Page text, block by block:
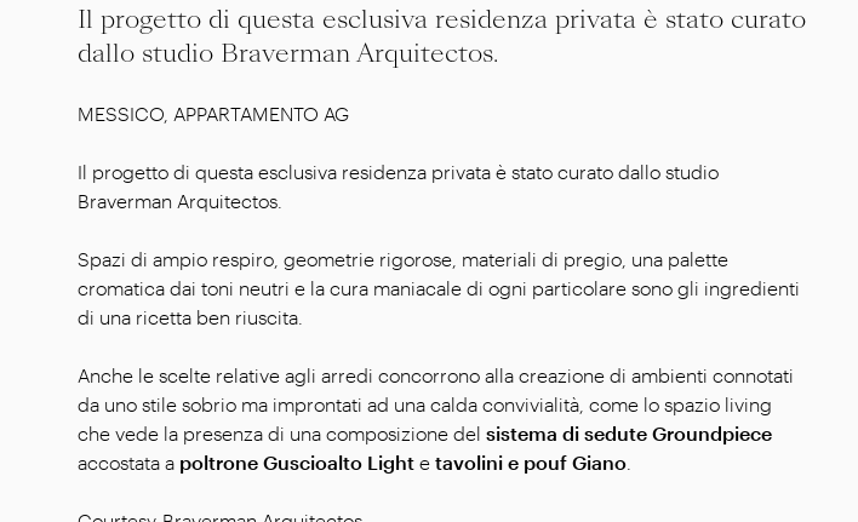
Il progetto di questa esclusiva residenza privata è stato curato
dallo studio Braverman Arquitectos.
MESSICO, APPARTAMENTO AG
Il progetto di questa esclusiva residenza privata è stato curato dallo studio
Braverman Arquitectos.
Spazi di ampio respiro, geometrie rigorose, materiali di pregio, una palette
cromatica dai toni neutri e la cura maniacale di ogni particolare sono gli ingredienti
di una ricetta ben riuscita.
Anche le scelte relative agli arredi concorrono alla creazione di ambienti connotati
da uno stile sobrio ma improntati ad una calda convivialità, come lo spazio living
che vede la presenza di una composizione del sistema di sedute Groundpiece
accostata a poltrone Guscioalto Light e tavolini e pouf Giano